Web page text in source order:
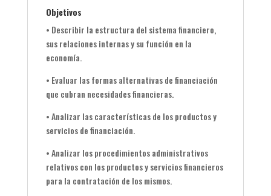
Objetivos
• Describir la estructura del sistema financiero,
sus relaciones internas y su función en la
economía.
• Evaluar las formas alternativas de financiación
que cubran necesidades financieras.
• Analizar las características de los productos y
servicios de financiación.
• Analizar los procedimientos administrativos
relativos con los productos y servicios financieros
para la contratación de los mismos.